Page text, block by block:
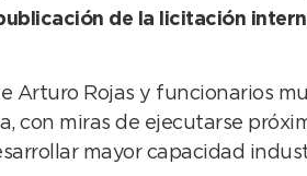
de la licitación
Arturo Rojas y funcionarios
con miras de ejecutarse
mayor capacidad